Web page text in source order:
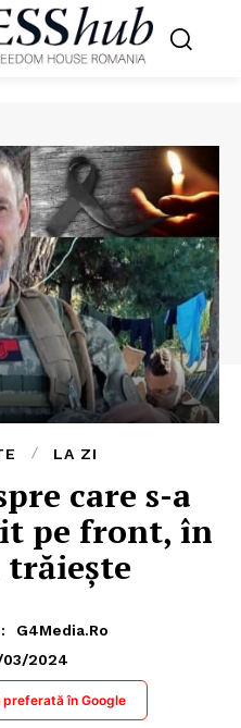
LA ZI
care s-a
pe front, în
trăiește
G4Media.ro
03/2024
în Google